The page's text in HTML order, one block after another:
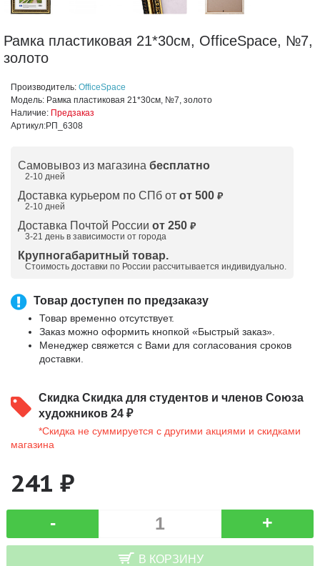
Рамка пластиковая 21*30см, OfficeSpace, №7,
золото
Производитель: OfficeSpace
Модель: Рамка пластиковая 21*30см, №7, золото
Наличие: Предзаказ
Артикул:РП_6308
Самовывоз из магазина бесплатно
2-10 дней
Доставка курьером по СПб от от 500 ₽
2-10 дней
Доставка Почтой России от 250 ₽
3-21 день в зависимости от города
Крупногабаритный товар.
Стоимость доставки по России рассчитывается индивидуально.
Товар доступен по предзаказу
Товар временно отсутствует.
Заказ можно оформить кнопкой «Быстрый заказ».
Менеджер свяжется с Вами для согласования сроков
доставки.
Скидка Скидка для студентов и членов Союза
художников 24 ₽
*Скидка не суммируется с другими акциями и скидками
магазина
241 ₽
- +
В КОРЗИНУ